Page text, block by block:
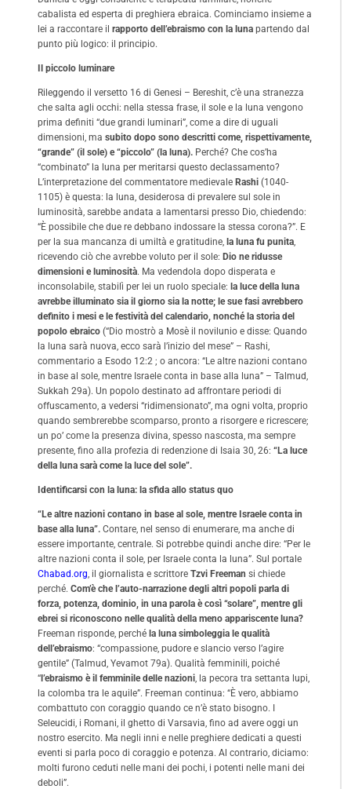
cabalista ed esperta di preghiera ebraica. Cominciamo insieme a
lei a raccontare il rapporto dell’ebraismo con la luna partendo dal
punto più logico: il principio.
Il piccolo luminare
Rileggendo il versetto 16 di Genesi – Bereshit, c’è una stranezza
che salta agli occhi: nella stessa frase, il sole e la luna vengono
prima definiti “due grandi luminari”, come a dire di uguali
dimensioni, ma subito dopo sono descritti come, rispettivamente,
“grande” (il sole) e “piccolo” (la luna). Perché? Che cos’ha
“combinato” la luna per meritarsi questo declassamento?
L’interpretazione del commentatore medievale Rashi (1040-
1105) è questa: la luna, desiderosa di prevalere sul sole in
luminosità, sarebbe andata a lamentarsi presso Dio, chiedendo:
“È possibile che due re debbano indossare la stessa corona?”. E
per la sua mancanza di umiltà e gratitudine, la luna fu punita
ricevendo ciò che avrebbe voluto per il sole: Dio ne ridusse
dimensioni e luminosità. Ma vedendola dopo disperata e
inconsolabile, stabilì per lei un ruolo speciale: la luce della luna
avrebbe illuminato sia il giorno sia la notte; le sue fasi avrebbero
definito i mesi e le festività del calendario, nonché la storia del
popolo ebraico (“Dio mostrò a Mosè il novilunio e disse: Quando
la luna sarà nuova, ecco sarà l’inizio del mese” – Rashi,
commentario a Esodo 12:2 ; o ancora: “Le altre nazioni contano
in base al sole, mentre Israele conta in base alla luna” – Talmud,
Sukkah 29a). Un popolo destinato ad affrontare periodi di
offuscamento, a vedersi “ridimensionato”, ma ogni volta, proprio
quando sembrerebbe scomparso, pronto a risorgere e ricrescere;
un po’ come la presenza divina, spesso nascosta, ma sempre
presente, fino alla profezia di redenzione di Isaia 30, 26: “La luce
della luna sarà come la luce del sole”.
Identificarsi con la luna: la sfida allo status quo
“Le altre nazioni contano in base al sole, mentre Israele conta in
base alla luna”. Contare, nel senso di enumerare, ma anche di
essere importante, centrale. Si potrebbe quindi anche dire: “Per le
altre nazioni conta il sole, per Israele conta la luna”. Sul portale
Chabad.org , il giornalista e scrittore Tzvi Freeman si chiede
perché. Com’è che l’auto-narrazione degli altri popoli parla di
forza, potenza, dominio, in una parola è così “solare”, mentre gli
ebrei si riconoscono nelle qualità della meno appariscente luna?
Freeman risponde, perché la luna simboleggia le qualità
dell’ebraismo: “compassione, pudore e slancio verso l’agire
gentile” (Talmud, Yevamot 79a). Qualità femminili, poiché
“l’ebraismo è il femminile delle nazioni , la pecora tra settanta lupi,
la colomba tra le aquile”. Freeman continua: “È vero, abbiamo
combattuto con coraggio quando ce n’è stato bisogno. I
Seleucidi, i Romani, il ghetto di Varsavia, fino ad avere oggi un
nostro esercito. Ma negli inni e nelle preghiere dedicati a questi
eventi si parla poco di coraggio e potenza. Al contrario, diciamo:
molti furono ceduti nelle mani dei pochi, i potenti nelle mani dei
deboli”.